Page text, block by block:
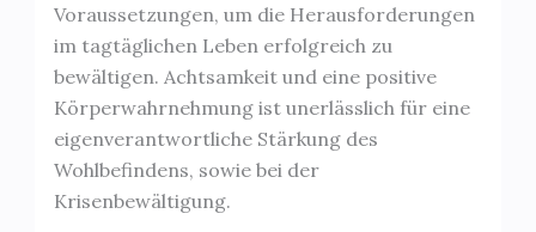
Voraussetzungen, um die Herausforderungen
im tagtäglichen Leben erfolgreich zu
bewältigen. Achtsamkeit und eine positive
Körperwahrnehmung ist unerlässlich für eine
eigenverantwortliche Stärkung des
Wohlbefindens, sowie bei der
Krisenbewältigung.